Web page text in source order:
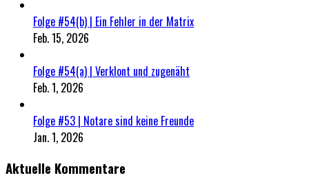
Folge #54(b) | Ein Fehler in der Matrix
Feb. 15, 2026
Folge #54(a) | Verklont und zugenäht
Feb. 1, 2026
Folge #53 | Notare sind keine Freunde
Jan. 1, 2026
Aktuelle Kommentare